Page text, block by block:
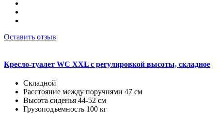
Оставить отзыв
Кресло-туалет WC XXL с регулировкой высоты, складное
Складной
Расстояние между поручнями 47 см
Высота сиденья 44-52 см
Грузоподъемность 100 кг